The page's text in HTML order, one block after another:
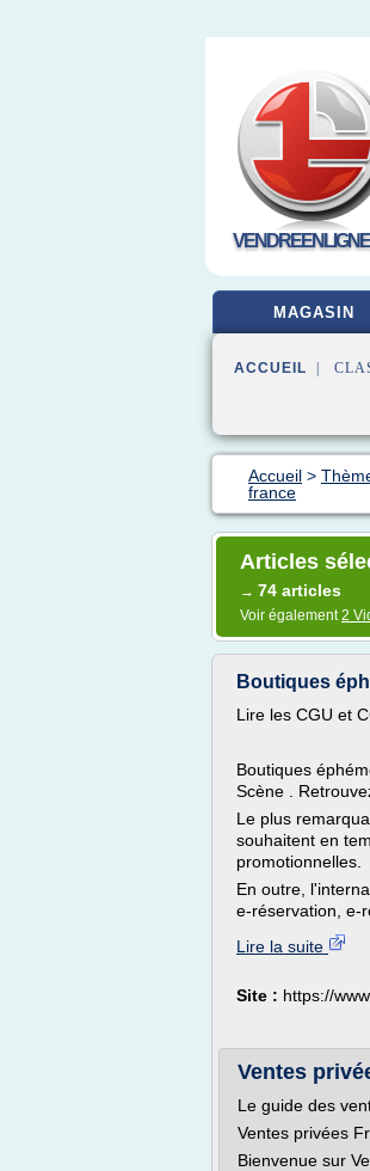
MAGASIN
ACCUEIL |
Accueil >
france
Articles
→ 74 articles
Voir également2
Boutiques
Lire les CGU et
Boutiques
Scène .
Le plus
souhaitent en
promotionnelles.
En outre,
e-réservation, e-
Lire la suite
Site : https://
Ventes
Le guide des
Ventes privées
Bienvenue sur